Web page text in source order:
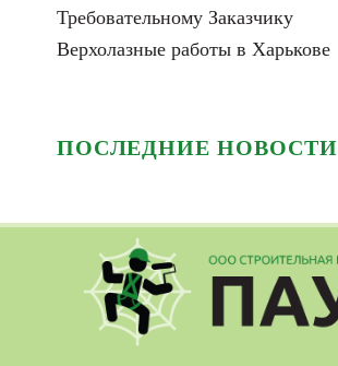
Требовательному Заказчику
Верхолазные работы в Харькове
ПОСЛЕДНИЕ НОВОСТИ